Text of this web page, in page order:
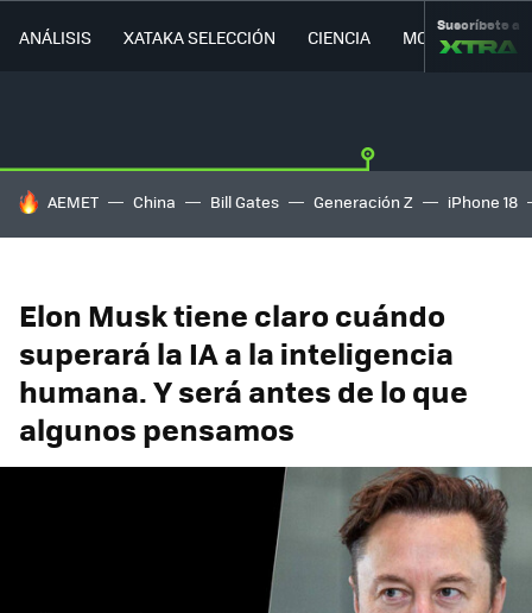
ANÁLISIS XATAKA SELECCIÓN CIENCIA MOVILIDAD
Suscríbete a
HOY SE HABLA DE
AEMET China Bill Gates Generación Z iPhone 18
Elon Musk tiene claro cuándo
superará la IA a la inteligencia
humana. Y será antes de lo que
algunos pensamos